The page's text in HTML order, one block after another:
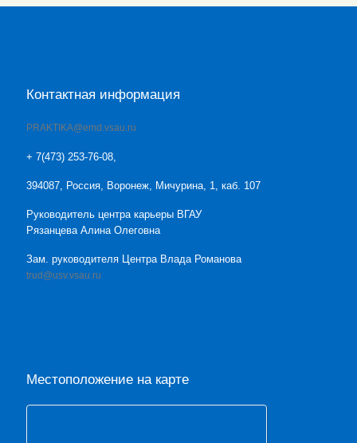
Контактная информация
PRAKTIKA@emd.vsau.ru
+ 7(473) 253-76-08,
394087, Россия, Воронеж, Мичурина, 1, каб. 107
Руководитель центра карьеры ВГАУ
Рязанцева Алина Олеговна
Зам. руководителя Центра Влада Романова
trud@usv.vsau.ru
Местоположение на карте